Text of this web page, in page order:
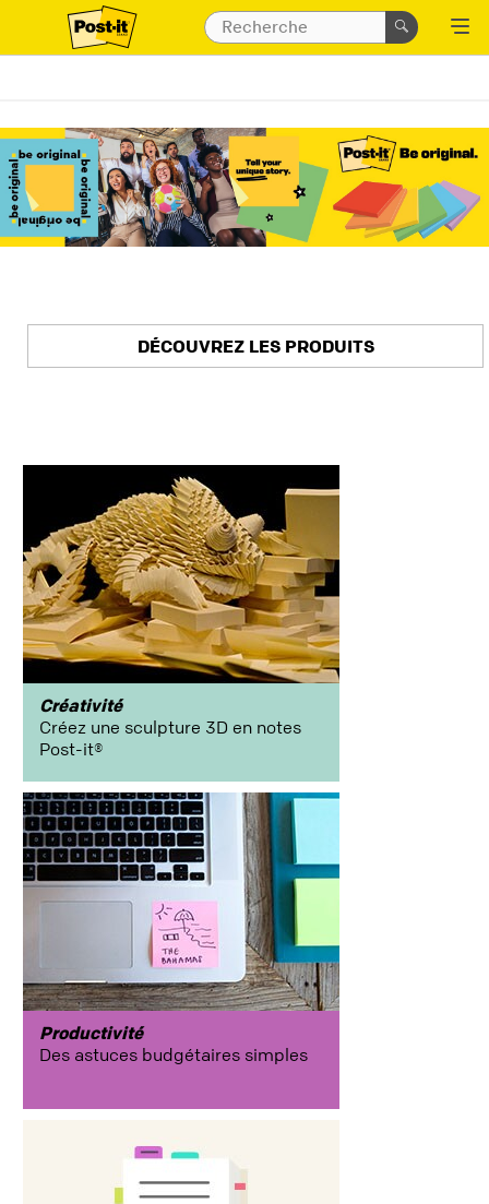
DÉCOUVREZ LES PRODUITS
dry_erase_surface
colour
education
Produits
Collaboration
organisation_du_bureau
newyork_color
Créativité
Créez une sculpture 3D en notes
Post-it®
Productivité
Des astuces budgétaires simples